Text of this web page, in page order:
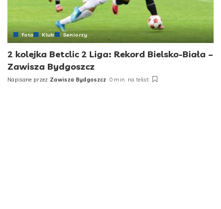
Foto Klub Seniorzy
2 kolejka Betclic 2 Liga: Rekord Bielsko-Biała –
Zawisza Bydgoszcz
Posted
Napisane przez Zawisza Bydgoszcz 0 min. na tekst